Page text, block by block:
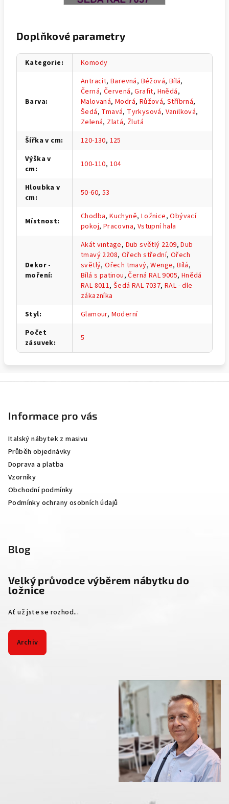
Doplňkové parametry
Kategorie: Komody
Barva:
Antracit,Barevná, Béžová, Bílá,
Černá, Červená,Grafit, Hnědá,
Malovaná,Modrá, Růžová,Stříbrná,
Šedá, Tmavá, Tyrkysová, Vanilková,
Zelená, Zlatá, Žlutá
Šířka v cm: 120-130, 125
Výška v
cm: 100-110, 104
Hloubka v
cm: 50-60, 53
Místnost: Chodba,Kuchyně, Ložnice,Obývací
pokoj, Pracovna, Vstupní hala
Dekor -
moření:
Akát vintage, Dub světlý 2209,Dub
tmavý 2208, Ořech střední, Ořech
světlý,Ořech tmavý,Wenge,Bílá,
Bílá s patinou,Černá RAL 9005, Hnědá
RAL 8011,Šedá RAL 7037,RAL - dle
zákazníka
Styl: Glamour, Moderní
Počet
zásuvek: 5
Informace pro vás
Italský nábytek z masivu
Průběh objednávky
Doprava a platba
Vzorníky
Obchodní podmínky
Podmínky ochrany osobních údajů
Blog
Velký průvodce výběrem nábytku do
ložnice
Ať už jste se rozhod...
Archiv